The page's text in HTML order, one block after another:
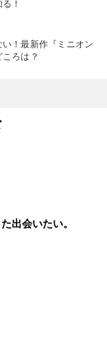
！
！最新作『ミニオン
ろは？
出会いたい。